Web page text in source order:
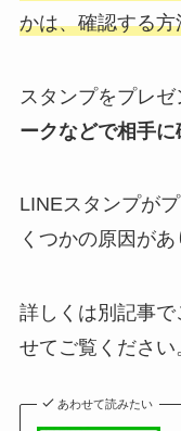
かは、確認する
スタンプをプレゼ
ークなどで相手
LINEスタンプが
くつかの原因があ
詳しくは別記事
せてご覧ください
あわせて読みたい